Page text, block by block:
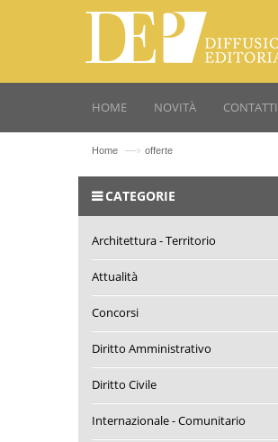
HOME NOVITÀ CONTATTI
Home —› offerte
CATEGORIE
Architettura - Territorio
Attualità
Concorsi
Diritto Amministrativo
Diritto Civile
Internazionale - Comunitario